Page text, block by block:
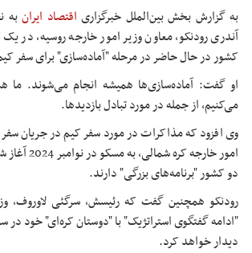
به گزارش بخش بین‌الملل خبرگزاری اقتصاد ایرانبه
آندری رودنکو، معاون وزیر امور خارجه روسیه، در
کشور در حال حاضر در مرحله "آماده‌سازی" برای سفر
او گفت: آماده‌سازی‌ها همیشه انجام می‌شوند. ما
می‌کنیم، از جمله در مورد تبادل بازدیدها.
وی افزود که مذاکرات در مورد سفر کیم در جریان
امور خارجه
دو کشور "برنامه‌های بزرگی" دارند.
رودنکو همچنین گفت که رئیسش، سرگئی لاوروف،
"ادامه گفتگوی استراتژیک" با "دوستان کره‌ای" خود در
دیدار خواهد کرد.